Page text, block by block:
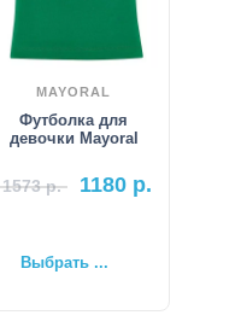
MAYORAL
Футболка для
девочки Mayoral
1573р. 1180р.
Выбрать ...